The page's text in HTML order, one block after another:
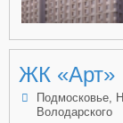
ЖК «Арт»
Подмосковье,
Володарского